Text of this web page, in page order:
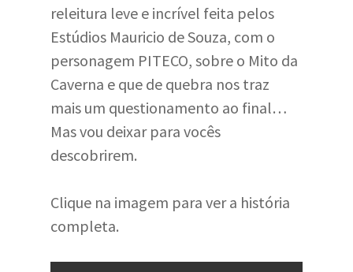
releitura leve e incrível feita pelos
Estúdios Mauricio de Souza, com o
personagem PITECO, sobre o Mito da
Caverna e que de quebra nos traz
mais um questionamento ao final…
Mas vou deixar para vocês
descobrirem.
Clique na imagem para ver a história
completa.